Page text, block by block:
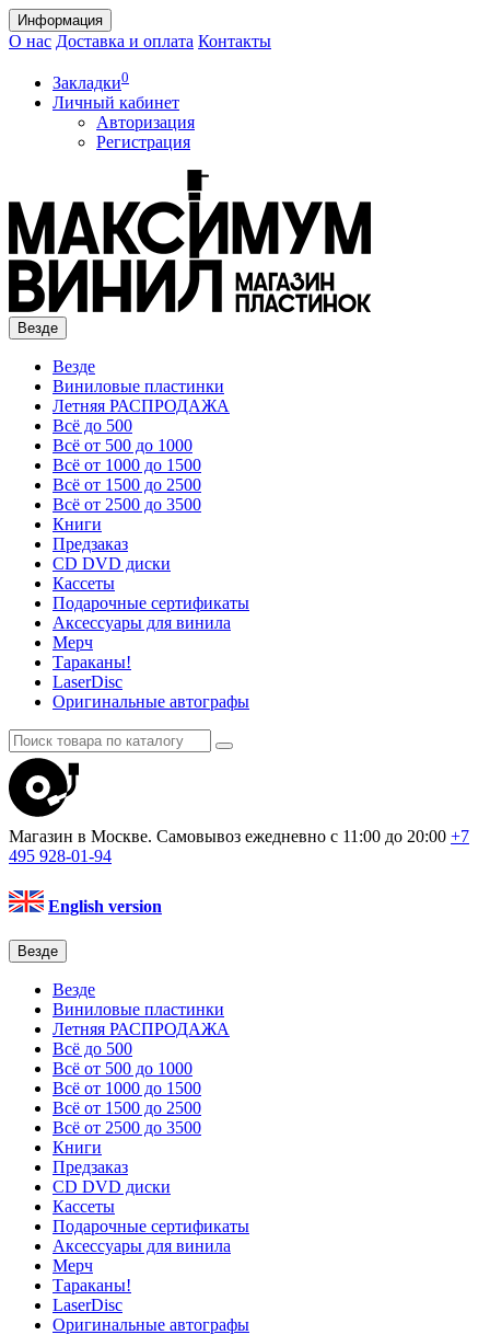
Информация
О нас Доставка и оплата Контакты
Закладки0
Личный кабинет
Авторизация
Регистрация
Везде
Везде
Виниловые пластинки
Летняя РАСПРОДАЖА
Всё до 500
Всё от 500 до 1000
Всё от 1000 до 1500
Всё от 1500 до 2500
Всё от 2500 до 3500
Книги
Предзаказ
CD DVD диски
Кассеты
Подарочные сертификаты
Аксессуары для винила
Мерч
Тараканы!
LaserDisc
Оригинальные автографы
Магазин в Москве. Самовывоз ежедневно с 11:00 до 20:00 +7
495 928-01-94
English version
Везде
Везде
Виниловые пластинки
Летняя РАСПРОДАЖА
Всё до 500
Всё от 500 до 1000
Всё от 1000 до 1500
Всё от 1500 до 2500
Всё от 2500 до 3500
Книги
Предзаказ
CD DVD диски
Кассеты
Подарочные сертификаты
Аксессуары для винила
Мерч
Тараканы!
LaserDisc
Оригинальные автографы